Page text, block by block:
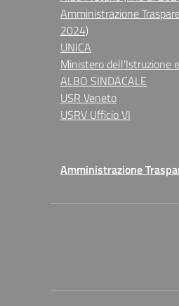
Amministrazione
2024)
UNICA
Ministero dell'Istruzione
ALBO SINDACALE
USR Veneto
USRV Ufficio VI
Amministrazione